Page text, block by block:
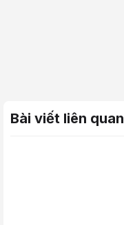
Bài viết liên quan